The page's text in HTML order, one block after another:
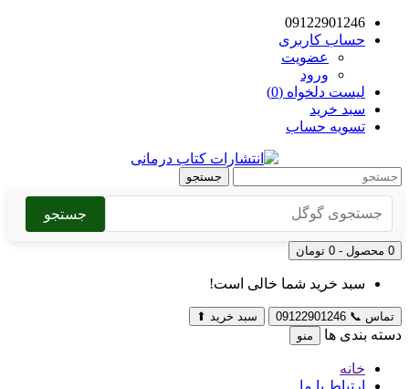
09122901246
حساب کاربری
عضویت
ورود
لیست دلخواه (0)
سبد خرید
تسویه حساب
جستجو
جستجو
0 محصول - 0 تومان
سبد خرید شما خالی است!
تماس 📞
09122901246 سبد خرید ⬆
دسته بندی ها منو
خانه
ارتباط با ما